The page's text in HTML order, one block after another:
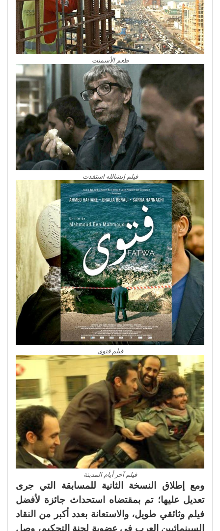
طعم الأسمنت
فيلم إنشالله استفدت
فيلم فتوى
فيلم آخر أيام المدينة
ومع إطلاق النسخة الثانية للمسابقة التي جرى
تعديل عليها؛ تم بمقتضاه استحداث جائزة لأفضل
فيلم وثائقي طويل، والاستعانة بعدد أكبر من النقاد
السينمائيين العرب في عضوية لجنة التحكيم، وصل